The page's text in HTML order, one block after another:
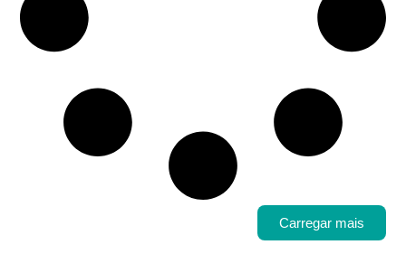
Carregar mais